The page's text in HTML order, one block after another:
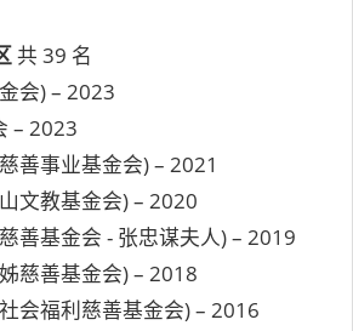
共 39 名
会) – 2023
– 2023
善事业基金会) – 2021
文教基金会) – 2020
善基金会 - 张忠谋夫人) – 2019
慈善基金会) – 2018
会福利慈善基金会) – 2016